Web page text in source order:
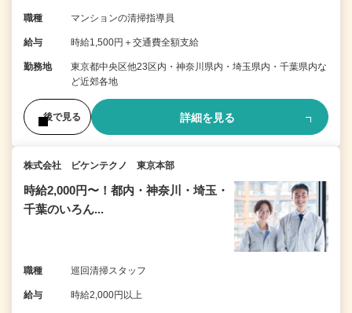
職種 マンションの清掃指導員
給与 時給1,500円＋交通費全額支給
勤務地
東京都中央区他23区内・神奈川県内・埼玉県内・千葉県内な
ど近郊各地
後で見る 詳細を見る
株式会社 ビケンテクノ 東京本部
時給2,000円〜！都内・神奈川・埼玉・
千葉のいろん...
職種 巡回清掃スタッフ
給与 時給2,000円以上